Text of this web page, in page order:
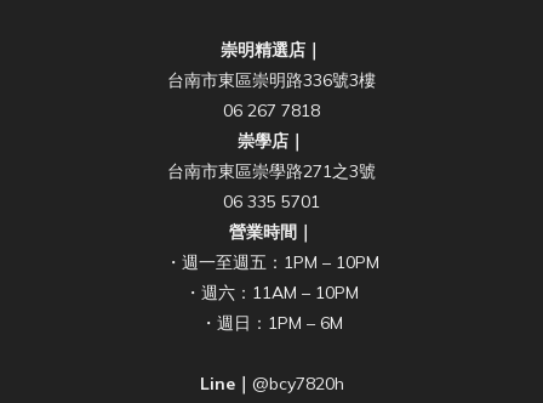
崇明精選店｜
台南市東區崇明路336號3樓
06 267 7818
崇學店｜
台南市東區崇學路271之3號
06 335 5701
營業時間｜
・週一至週五：1PM – 10PM
・週六：11AM – 10PM
・週日：1PM – 6M
Line｜ @bcy7820h